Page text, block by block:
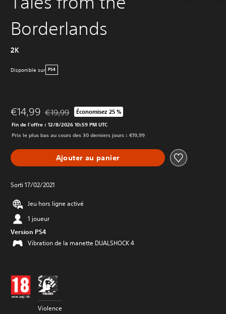
Borderlands
2K
Disponible sur PS4
€14,99 Remise par rapport au prix d'origine de €19,99
€19,99 Économisez 25 %
Fin de l'offre : 12/8/2026 10:59 PM UTC
Prix le plus bas au cours des 30 derniers jours : €19,99
Ajouter au panier
Sorti 17/02/2021
Jeu hors ligne activé
1 joueur
Version PS4
Vibration de la manette DUALSHOCK 4
Violence